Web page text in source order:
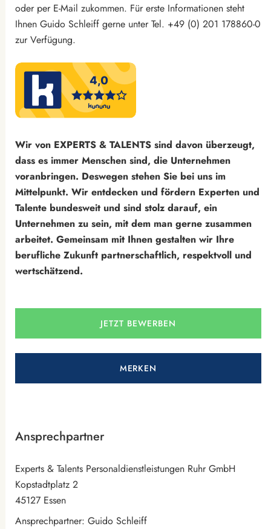
oder per E-Mail zukommen. Für erste Informationen steht
Ihnen Guido Schleiff gerne unter Tel. +49 (0) 201 178860-0
zur Verfügung.
Wir von EXPERTS & TALENTS sind davon überzeugt,
dass es immer Menschen sind, die Unternehmen
voranbringen. Deswegen stehen Sie bei uns im
Mittelpunkt. Wir entdecken und fördern Experten und
Talente bundesweit und sind stolz darauf, ein
Unternehmen zu sein, mit dem man gerne zusammen
arbeitet. Gemeinsam mit Ihnen gestalten wir Ihre
berufliche Zukunft partnerschaftlich, respektvoll und
wertschätzend.
JETZT BEWERBEN
MERKEN
Ansprechpartner
Experts & Talents Personaldienstleistungen Ruhr GmbH
Kopstadtplatz 2
45127 Essen
Ansprechpartner: Guido Schleiff